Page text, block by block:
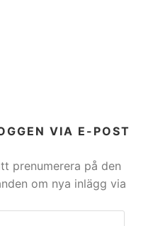
VIA E-POST
prenumerera på den
om nya inlägg via